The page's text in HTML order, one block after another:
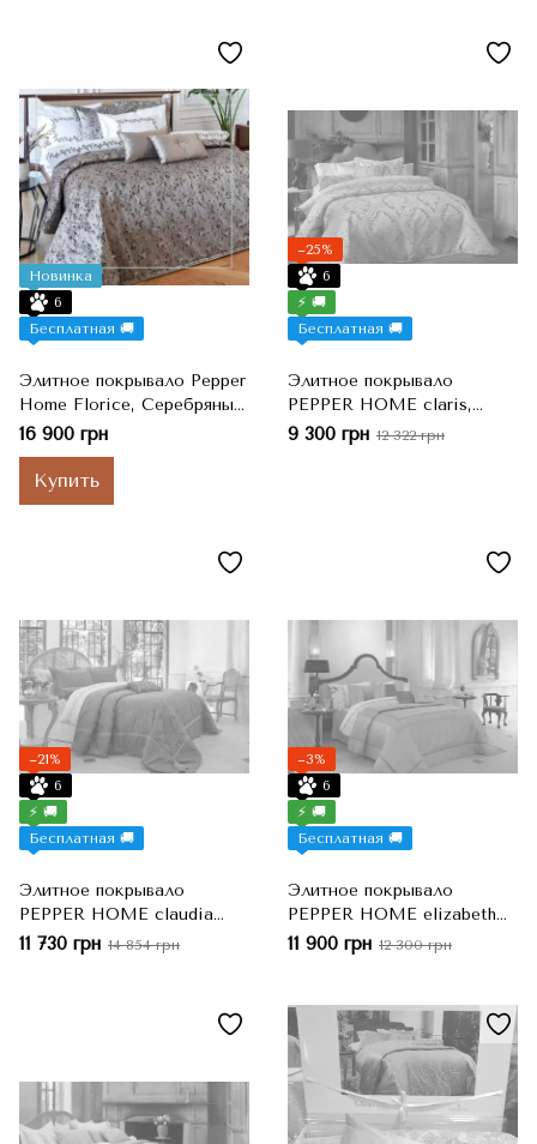
Новинка
6
Бесплатная 🚚
Элитное покрывало Pepper
Home Florice, Серебряный,
Евро-макси, 260x270 см
16 900 грн
Купить
−25%
6
⚡ 🚚
Бесплатная 🚚
Элитное покрывало
PEPPER HOME claris,
Золотой, Евро-макси,
9 300 грн 12 322 грн
−21%
6
⚡ 🚚
Бесплатная 🚚
Элитное покрывало
PEPPER HOME claudia
mavi, Синий, Евро-макси,
11 730 грн 14 854 грн
−3%
6
⚡ 🚚
Бесплатная 🚚
Элитное покрывало
PEPPER HOME elizabeth
gri, Серый, Евро-макси,
11 900 грн 12 300 грн